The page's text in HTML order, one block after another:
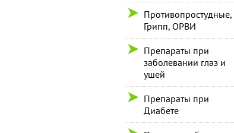
Противопростудные,
Грипп, ОРВИ
Препараты при
заболевании глаз и
ушей
Препараты при
Диабете